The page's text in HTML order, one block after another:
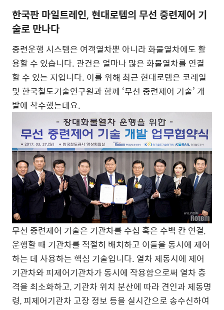
한국판 마일트레인, 현대로템의 무선 중련제어 기
술로 만나다
중련운행 시스템은 여객열차뿐 아니라 화물열차에도 활
용할 수 있습니다. 관건은 얼마나 많은 화물열차를 연결
할 수 있는 지입니다. 이를 위해 최근 현대로템은 코레일
및 한국철도기술연구원과 함께 ‘무선 중련제어 기술’ 개
발에 착수했는데요.
무선 중련제어 기술은 기관차를 수십 혹은 수백 칸 연결,
운행할 때 기관차를 적절히 배치하고 이들을 동시에 제어
하는 데 사용하는 핵심 기술입니다. 열차 제동시에 제어
기관차와 피제어기관차가 동시에 작용함으로써 열차 충
격을 최소화하고, 기관차 위치 분산에 따라 견인과 제동명
령, 피제어기관차 고장 정보 등을 실시간으로 송수신하여